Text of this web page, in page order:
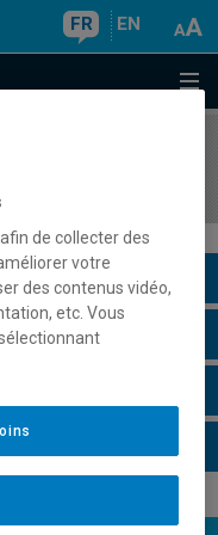
FR EN
de collecter des
votre
des contenus vidéo,
etc. Vous